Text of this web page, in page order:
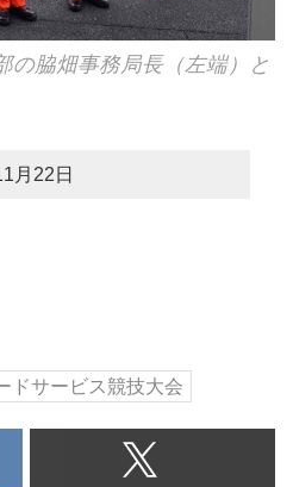
の脇畑事務局長（左端）と
月22日
ドサービス競技大会